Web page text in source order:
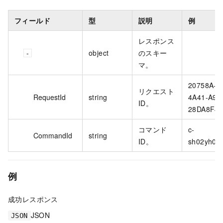
フィールド 型 説明 例
object
レスポンス
のスキー
マ。
RequestId string
リクエスト
ID。
20758A-
4A41-
CommandId string
コマンド
ID。
c-
例
成功レスポンス
JSON JSON